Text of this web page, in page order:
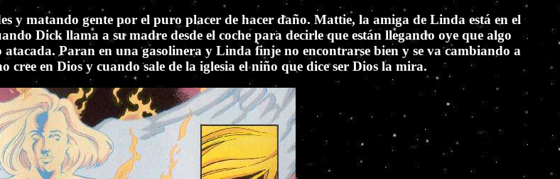
y matando gente por el puro placer de hacer daño. Mattie, la amiga de Linda está en el
Dick llama a su madre desde el coche para decirle que están llegando oye que algo
atacada. Paran en una gasolinera y Linda finje no encontrarse bien y se va cambiando a
en Dios y cuando sale de la iglesia el niño que dice ser Dios la mira.